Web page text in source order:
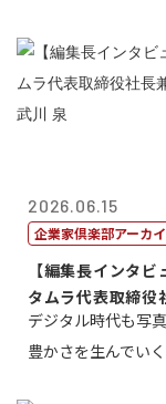
2026.06.15
企業家倶楽部アーカ
【編集長インタビ
タムラ代表取締役
ＯＯ 武川 ...
デジタル時代も写
豊かさを生んでいく